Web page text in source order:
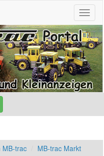
MB-trac MB-trac Markt